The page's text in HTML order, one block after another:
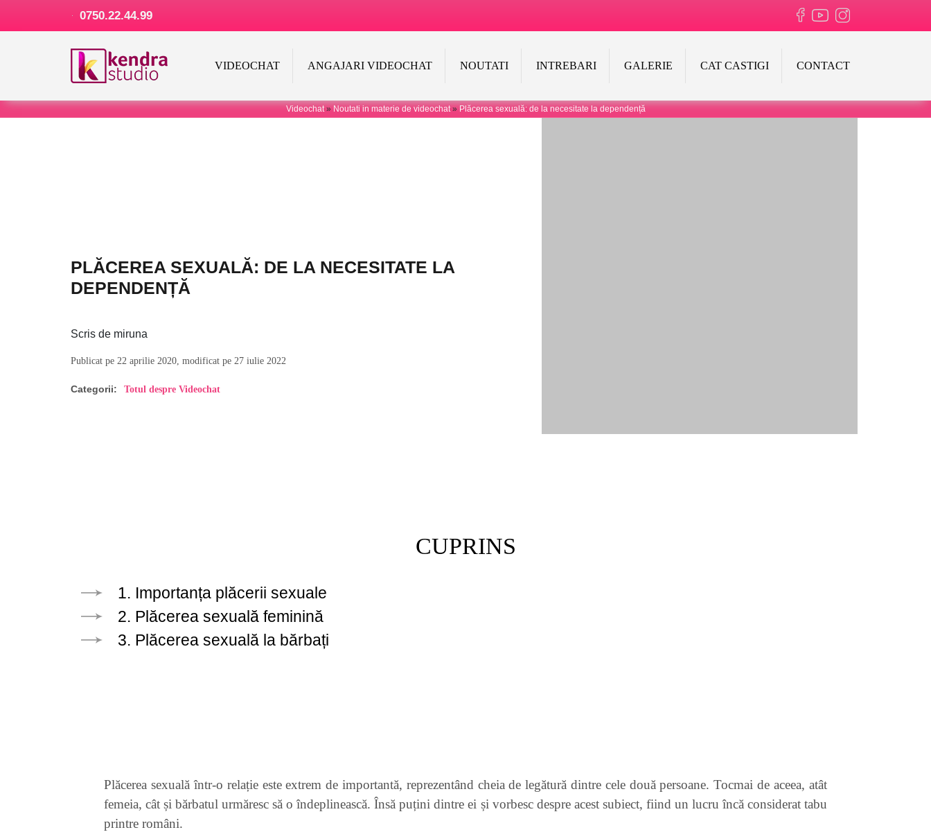
0750.22.44.99
VIDEOCHAT ANGAJARI VIDEOCHAT NOUTATI INTREBARI GALERIE CAT CASTIGI CONTACT
Videochat» Noutati in materie de videochat» Plăcerea sexuală: de la necesitate la dependență
PLĂCEREA SEXUALĂ: DE LA NECESITATE LA
DEPENDENȚĂ
Scris de miruna
Publicat pe 22 aprilie 2020, modificat pe 27 iulie 2022
Categorii: Totul despre Videochat
CUPRINS
1. Importanța plăcerii sexuale
2. Plăcerea sexuală feminină
3. Plăcerea sexuală la bărbați
Plăcerea sexuală într-o relație este extrem de importantă, reprezentând cheia de legătură dintre cele două persoane. Tocmai de aceea, atât
femeia, cât și bărbatul urmăresc să o îndeplinească. Însă puțini dintre ei și vorbesc despre acest subiect, fiind un lucru încă considerat tabu
printre români.